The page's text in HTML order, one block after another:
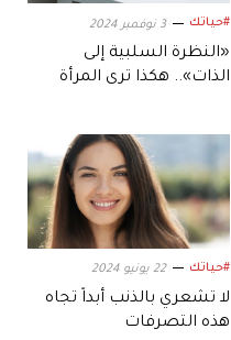
#حياتك 3 نوفمبر 2024
«النظرة السلبية إلى
الذات».. هكذا ترى المرأة
#حياتك 22 يونيو 2024
لا تشعري بالذنب أبداً تجاه
هذه التصرفات